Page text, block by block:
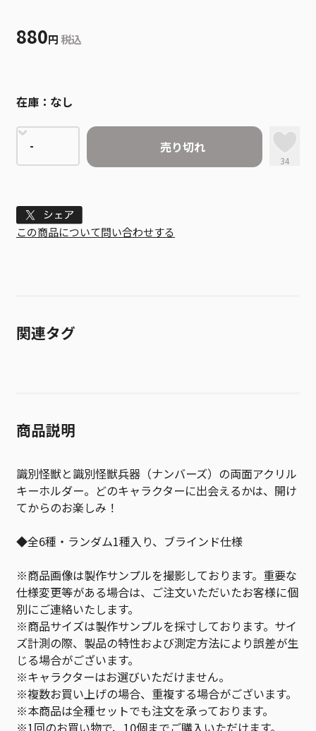
880円 税込
在庫： なし
売り切れ
34
Tweet
この商品について問い合わせする
関連タグ
商品説明
識別怪獣と識別怪獣兵器（ナンバーズ）の両面アクリル
キーホルダー。どのキャラクターに出会えるかは、開け
てからのお楽しみ！
◆全6種・ランダム1種入り、ブラインド仕様
※商品画像は製作サンプルを撮影しております。重要な
仕様変更等がある場合は、ご注文いただいたお客様に個
別にご連絡いたします。
※商品サイズは製作サンプルを採寸しております。サイ
ズ計測の際、製品の特性および測定方法により誤差が生
じる場合がございます。
※キャラクターはお選びいただけません。
※複数お買い上げの場合、重複する場合がございます。
※本商品は全種セットでも注文を承っております。
※1回のお買い物で、10個までご購入いただけます。